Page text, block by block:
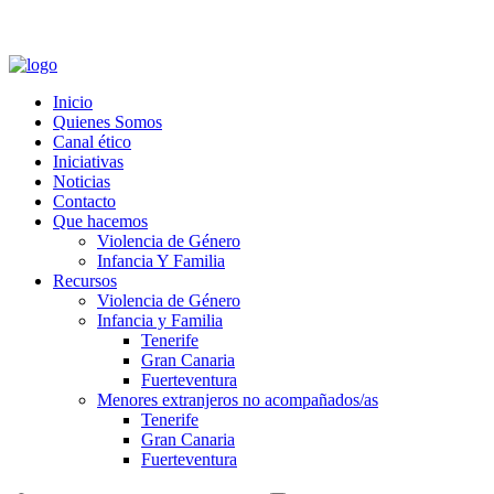
Inicio
Quienes Somos
Canal ético
Iniciativas
Noticias
Contacto
Que hacemos
Violencia de Género
Infancia Y Familia
Recursos
Violencia de Género
Infancia y Familia
Tenerife
Gran Canaria
Fuerteventura
Menores extranjeros no acompañados/as
Tenerife
Gran Canaria
Fuerteventura